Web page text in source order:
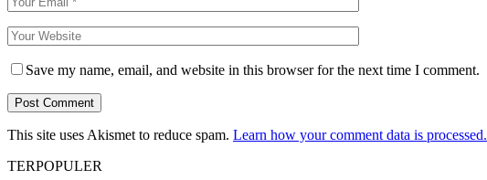
Save my name, email, and website in this browser for the next time I comment.
This site uses Akismet to reduce spam. Learn how your comment data is processed.
TERPOPULER